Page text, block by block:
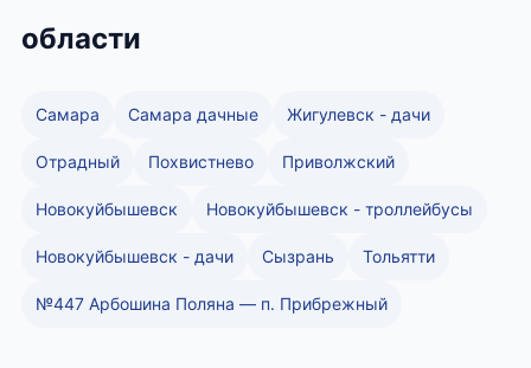
области
Самара Самара дачные Жигулевск - дачи
Отрадный Похвистнево Приволжский
Новокуйбышевск Новокуйбышевск - троллейбусы
Новокуйбышевск - дачи Сызрань Тольятти
№447 Арбошина Поляна — п. Прибрежный